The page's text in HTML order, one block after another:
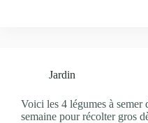
Jardin
Voici les 4 légumes à semer
semaine pour récolter gros